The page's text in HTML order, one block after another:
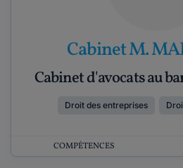
Cabinet M.
Cabinet d'avocats au
Droit des entreprises
COMPÉTENCES